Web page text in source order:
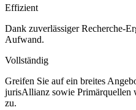
Effizient
Dank zuverlässiger Recherche-
Aufwand.
Vollständig
Greifen Sie auf ein breites
jurisAllianz sowie Primärquellen
zu.